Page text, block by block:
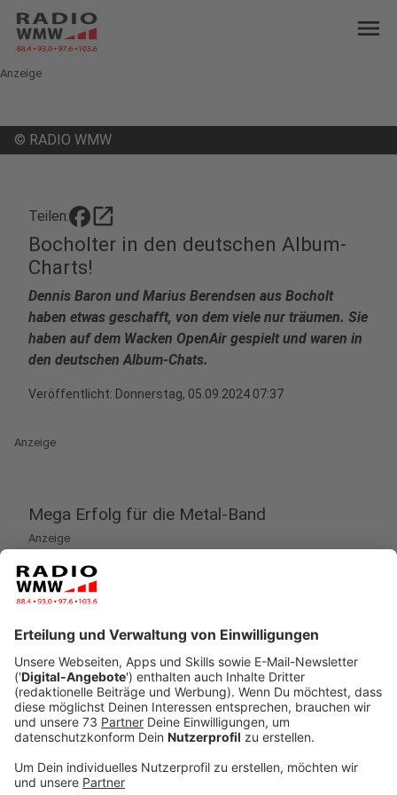
menu
Anzeige
© RADIO WMW
Teilen: open_in_new
Bocholter in den deutschen Album-
Charts!
Dennis Baron und Marius Berendsen aus Bocholt
haben etwas geschafft, von dem viele nur träumen. Sie
haben auf dem Wacken OpenAir gespielt und waren in
den deutschen Album-Chats.
Veröffentlicht: Donnerstag, 05.09.2024 07:37
Anzeige
Mega Erfolg für die Metal-Band
Anzeige
Stellt euch vor, ihr macht ein Album mit Eurer Band. Es
macht und dann landet ihr direkt in den deutschen
Album-Charts! Und zwar hinter Größen wie Adele und
Taylor Swift und vor zum Beispiel CRO und Lana del
Ray. Klingt unglaublich, aber genau das haben zwei
Bocholter geschafft, sie sind Teil der Band ROBSE,
eine Metal-Band, die in diesem Sommer auf mehreren
Festivals war. Auch auf dem weltweit größten Metal-